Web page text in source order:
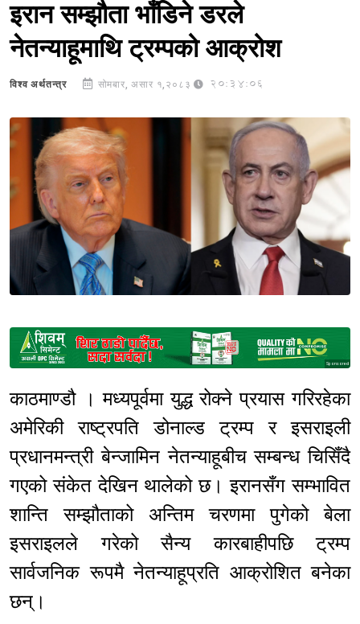
इरान सम्झौता भाँडिने डरले
नेतन्याहूमाथि ट्रम्पको आक्रोश
विश्व अर्थतन्त्र सोमबार, असार १,२०८३ 20:34:06
Sponsored
काठमाण्डौ । मध्यपूर्वमा युद्ध रोक्ने प्रयास गरिरहेका
अमेरिकी राष्ट्रपति डोनाल्ड ट्रम्प र इसराइली
प्रधानमन्त्री बेन्जामिन नेतन्याहूबीच सम्बन्ध चिसिँदै
गएको संकेत देखिन थालेको छ। इरानसँग सम्भावित
शान्ति सम्झौताको अन्तिम चरणमा पुगेको बेला
इसराइलले गरेको सैन्य कारबाहीपछि ट्रम्प
सार्वजनिक रूपमै नेतन्याहूप्रति आक्रोशित बनेका
छन्।